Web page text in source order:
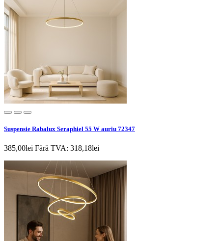
Suspensie Rabalux Seraphiel 55 W auriu 72347
385,00lei Fără TVA: 318,18lei